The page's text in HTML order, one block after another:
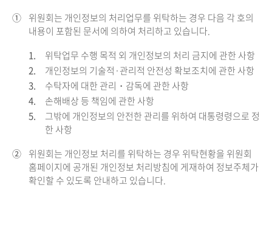
① 위원회는 개인정보의 처리업무를 위탁하는 경우 다음 각 호의
내용이 포함된 문서에 의하여 처리하고 있습니다.
1.
위탁업무 수행 목적 외 개인정보의 처리 금지에 관한 사항
2.
개인정보의 기술적·관리적 안전성 확보조치에 관한 사항
3.
수탁자에 대한 관리・감독에 관한 사항
4.
손해배상 등 책임에 관한 사항
5.
그밖에 개인정보의 안전한 관리를 위하여 대통령령으로 정
한 사항
② 위원회는 개인정보 처리를 위탁하는 경우 위탁현황을 위원회
홈페이지에 공개된 개인정보 처리방침에 게재하여 정보주체가
확인할 수 있도록 안내하고 있습니다.